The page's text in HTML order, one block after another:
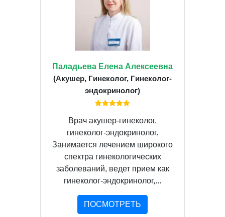
Паладьева Елена Алексеевна
(Акушер, Гинеколог, Гинеколог-
эндокринолог)
Врач акушер-гинеколог,
гинеколог-эндокринолог.
Занимается лечением широкого
спектра гинекологических
заболеваний, ведет прием как
гинеколог-эндокринолог,...
ПОСМОТРЕТЬ